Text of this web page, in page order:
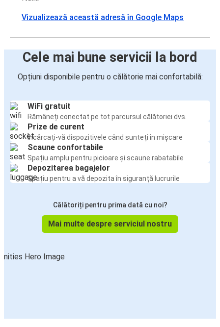
Vizualizează această adresă în Google Maps
Cele mai bune servicii la bord
Opțiuni disponibile pentru o călătorie mai confortabilă:
WiFi gratuit
Rămâneți conectat pe tot parcursul călătoriei dvs.
Prize de curent
Încărcați-vă dispozitivele când sunteți în mișcare
Scaune confortabile
Spațiu amplu pentru picioare și scaune rabatabile
Depozitarea bagajelor
Spațiu pentru a vă depozita în siguranță lucrurile
Călătoriți pentru prima dată cu noi?
Mai multe despre serviciul nostru